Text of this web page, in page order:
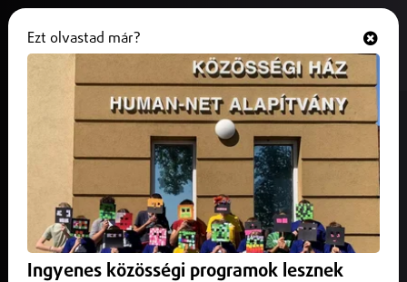
Elkészült az az akkumulátor, amit
sohasem kell feltölteni
2025. augusztus 14. Külföld
Dél-koreai kutatóknak sikerült elkészíteniük egy olyan
feltölteni.
Ezt olvastad már?
Ingyenes közösségi programok lesznek